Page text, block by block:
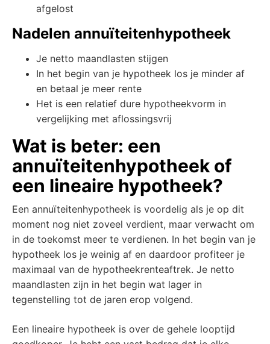
afgelost
Nadelen annuïteitenhypotheek
Je netto maandlasten stijgen
In het begin van je hypotheek los je minder af
en betaal je meer rente
Het is een relatief dure hypotheekvorm in
vergelijking met aflossingsvrij
Wat is beter: een
annuïteitenhypotheek of
een lineaire hypotheek?
Een annuïteitenhypotheek is voordelig als je op dit
moment nog niet zoveel verdient, maar verwacht om
in de toekomst meer te verdienen. In het begin van je
hypotheek los je weinig af en daardoor profiteer je
maximaal van de hypotheekrenteaftrek. Je netto
maandlasten zijn in het begin wat lager in
tegenstelling tot de jaren erop volgend.
Een lineaire hypotheek is over de gehele looptijd